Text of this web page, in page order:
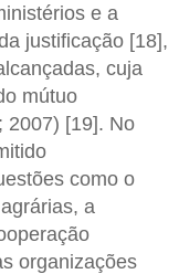
e a
justificação [18],
cuja
mútuo
2007) [19]. No
como o
a
organizações